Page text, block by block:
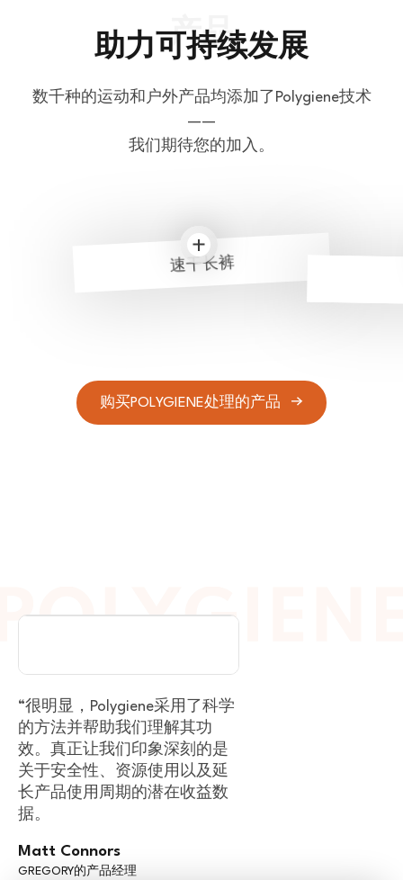
助力可持续发展
数千种的运动和户外产品均添加了Polygiene技术
——
我们期待您的加入。
速干长裤
购买POLYGIENE处理的产品
“很明显，Polygiene采用了科学
的方法并帮助我们理解其功
效。真正让我们印象深刻的是
关于安全性、资源使用以及延
长产品使用周期的潜在收益数
据。
Matt Connors
GREGORY的产品经理